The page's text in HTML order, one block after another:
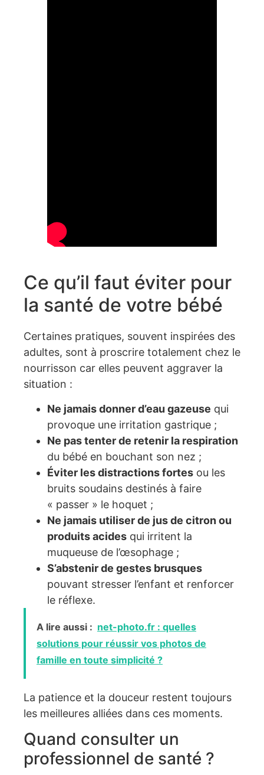
Ce qu’il faut éviter pour
la santé de votre bébé
Certaines pratiques, souvent inspirées des
adultes, sont à proscrire totalement chez le
nourrisson car elles peuvent aggraver la
situation :
Ne jamais donner d’eau gazeuse qui
provoque une irritation gastrique ;
Ne pas tenter de retenir la respiration
du bébé en bouchant son nez ;
Éviter les distractions fortes ou les
bruits soudains destinés à faire
« passer » le hoquet ;
Ne jamais utiliser de jus de citron ou
produits acides qui irritent la
muqueuse de l’œsophage ;
S’abstenir de gestes brusques
pouvant stresser l’enfant et renforcer
le réflexe.
A lire aussi : net-photo.fr : quelles
solutions pour réussir vos photos de
famille en toute simplicité ?
La patience et la douceur restent toujours
les meilleures alliées dans ces moments.
Quand consulter un
professionnel de santé ?